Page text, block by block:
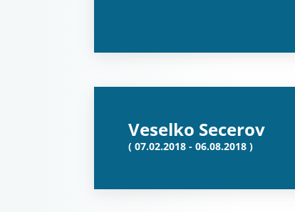
Veselko Secerov
( 07.02.2018 - 06.08.2018 )